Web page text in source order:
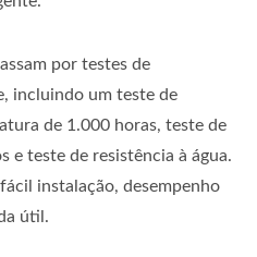
por testes de
incluindo um teste de
de 1.000 horas, teste de
e teste de resistência à água.
instalação, desempenho
útil.